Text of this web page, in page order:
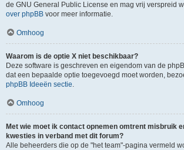
de GNU General Public License en mag vrij verspreid
over phpBB voor meer informatie.
Omhoog
Waarom is de optie X niet beschikbaar?
Deze software is geschreven en eigendom van de
dat een bepaalde optie toegevoegd moet worden,
phpBB Ideeën sectie.
Omhoog
Met wie moet ik contact opnemen omtrent misbruik
kwesties in verband met dit forum?
Alle beheerders die op de "het team"-pagina vermeld